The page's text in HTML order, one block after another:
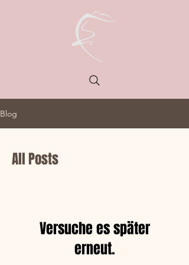
Blog
All Posts
Versuche es später
erneut.